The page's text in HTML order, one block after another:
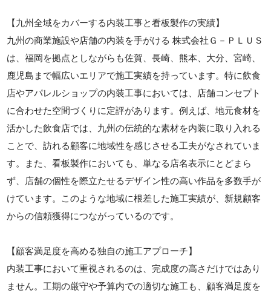
【九州全域をカバーする内装工事と看板製作の実績】
九州の商業施設や店舗の内装を手がける 株式会社Ｇ－ＰＬＵＳ
は、福岡を拠点としながらも佐賀、長崎、熊本、大分、宮崎、
鹿児島まで幅広いエリアで施工実績を持っています。特に飲食
店やアパレルショップの内装工事においては、店舗コンセプト
に合わせた空間づくりに定評があります。例えば、地元食材を
活かした飲食店では、九州の伝統的な素材を内装に取り入れる
ことで、訪れる顧客に地域性を感じさせる工夫がなされていま
す。また、看板製作においても、単なる店名表示にとどまら
ず、店舗の個性を際立たせるデザイン性の高い作品を多数手が
けています。このような地域に根差した施工実績が、新規顧客
からの信頼獲得につながっているのです。
【顧客満足度を高める独自の施工アプローチ】
内装工事において重視されるのは、完成度の高さだけではあり
ません。工期の厳守や予算内での適切な施工も、顧客満足度を